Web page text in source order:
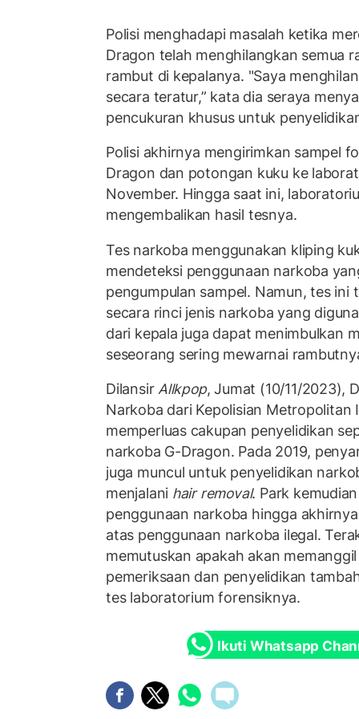
Polisi menghadapi masalah ketika
Dragon telah menghilangkan semua
rambut di kepalanya. "Saya
secara teratur,” kata dia seraya
pencukuran khusus untuk
Polisi akhirnya mengirimkan sampel
Dragon dan potongan kuku ke
November. Hingga saat ini,
mengembalikan hasil tesnya.
Tes narkoba menggunakan kliping
mendeteksi penggunaan narkoba
pengumpulan sampel. Namun, tes ini
secara rinci jenis narkoba yang
dari kepala juga dapat menimbulkan
seseorang sering mewarnai
Dilansir Allkpop, Jumat (10/11/2023),
Narkoba dari Kepolisian Metropolitan
memperluas cakupan penyelidikan
narkoba G-Dragon. Pada 2019,
juga muncul untuk penyelidikan
menjalani hair removal. Park
penggunaan narkoba hingga
atas penggunaan narkoba ilegal.
memutuskan apakah akan
pemeriksaan dan penyelidikan
tes laboratorium forensiknya.
Ikuti Whatsapp